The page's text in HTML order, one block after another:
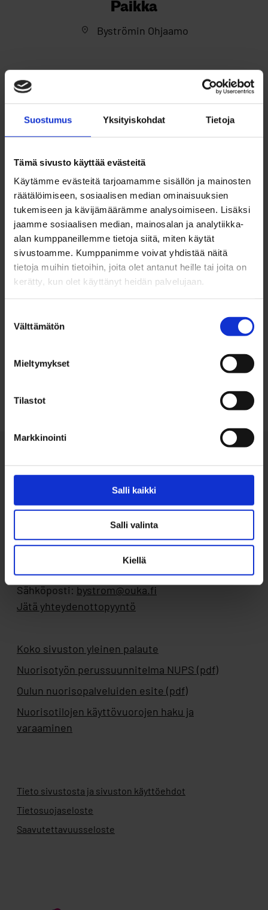
Suostumus Yksityiskohdat Tietoja
Tämä sivusto käyttää evästeitä
Käytämme evästeitä tarjoamamme sisällön ja mainosten
räätälöimiseen, sosiaalisen median ominaisuuksien
tukemiseen ja kävijämäärämme analysoimiseen. Lisäksi
jaamme sosiaalisen median, mainosalan ja analytiikka-
alan kumppaneillemme tietoja siitä, miten käytät
sivustoamme. Kumppanimme voivat yhdistää näitä
tietoja muihin tietoihin, joita olet antanut heille tai joita on
kerätty, kun olet käyttänyt heidän palvelujaan.
valinta
Välttämätön
Mieltymykset
Tilastot
Markkinointi
Salli kaikki
Salli valinta
Kiellä
Paikka
Byströmin Ohjaamo
Leppoisa ja rento kävelylenkki lähtee tiistaisin klo 14
Byströmin Ohjaamon sisäpihalta (Hallituskatu 5a).
Kierrellään noin 1-3 km lenkkejä esimerkiksi Ainolan
puistossa, Raatissa tai Pikisaaressa. Ei
ilmoittautumista, tule vain paikalle!
Takaisin ylös
Ota yhteyttä
Puhelin: 050 599 2293
Sähköposti: bystrom@ouka.fi
Jätä yhteydenottopyyntö
Koko sivuston yleinen palaute
Nuorisotyön perussuunnitelma NUPS (pdf)
Oulun nuorisopalveluiden esite (pdf)
Nuorisotilojen käyttövuorojen haku ja
varaaminen
Tieto sivustosta ja sivuston käyttöehdot
Tietosuojaseloste
Saavutettavuusseloste